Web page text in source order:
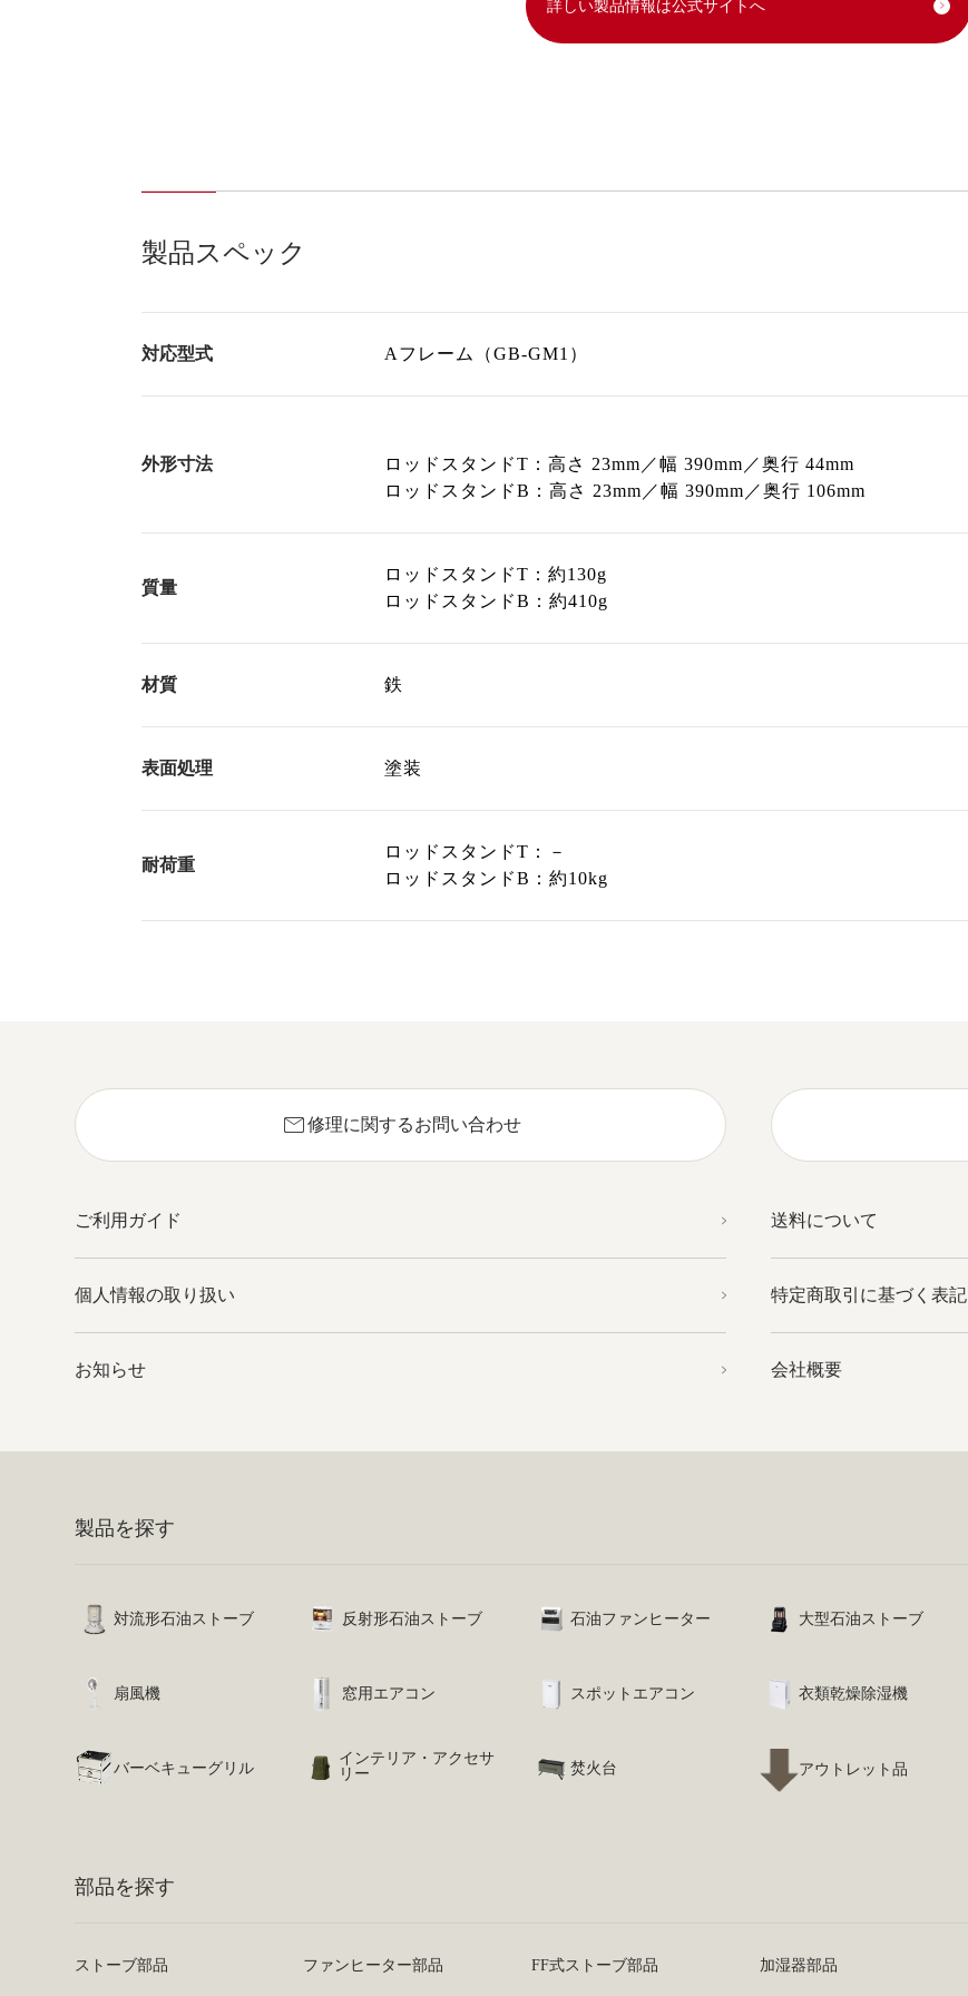
詳しい製品情報は公式サイトへ
製品スペック
対応型式 Aフレーム（GB-GM1）
外形寸法
ロッドスタンドT：高さ 23mm／幅 390mm／奥行 44mm
ロッドスタンドB：高さ 23mm／幅 390mm／奥行 106mm
質量
ロッドスタンドT：約130g
ロッドスタンドB：約410g
材質 鉄
表面処理 塗装
耐荷重
ロッドスタンドT：－
ロッドスタンドB：約10kg
mail修理に関するお問い合わせ
ご利用ガイド 送料について
個人情報の取り扱い 特定商取引に基づく表記
お知らせ 会社概要
製品を探す
対流形石油ストーブ 反射形石油ストーブ 石油ファンヒーター 大型石油ストーブ
扇風機 窓用エアコン スポットエアコン 衣類乾燥除湿機
バーベキューグリル
インテリア・アクセサ
リー
焚火台 アウトレット品
部品を探す
ストーブ部品 ファンヒーター部品 FF式ストーブ部品 加湿器部品